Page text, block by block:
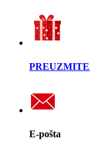
E-pošta